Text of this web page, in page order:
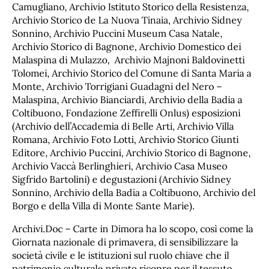
Camugliano, Archivio Istituto Storico della Resistenza,
Archivio Storico de La Nuova Tinaia, Archivio Sidney
Sonnino, Archivio Puccini Museum Casa Natale,
Archivio Storico di Bagnone, Archivio Domestico dei
Malaspina di Mulazzo, Archivio Majnoni Baldovinetti
Tolomei, Archivio Storico del Comune di Santa Maria a
Monte, Archivio Torrigiani Guadagni del Nero –
Malaspina, Archivio Bianciardi, Archivio della Badia a
Coltibuono, Fondazione Zeffirelli Onlus) esposizioni
(Archivio dell’Accademia di Belle Arti, Archivio Villa
Romana, Archivio Foto Lotti, Archivio Storico Giunti
Editore, Archivio Puccini, Archivio Storico di Bagnone,
Archivio Vaccà Berlinghieri, Archivio Casa Museo
Sigfrido Bartolini) e degustazioni (Archivio Sidney
Sonnino, Archivio della Badia a Coltibuono, Archivio del
Borgo e della Villa di Monte Sante Marie).
Archivi.Doc – Carte in Dimora ha lo scopo, così come la
Giornata nazionale di primavera, di sensibilizzare la
società civile e le istituzioni sul ruolo chiave che il